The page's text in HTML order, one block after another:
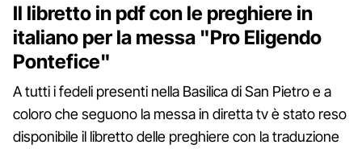
Il libretto in pdf con le preghiere in
italiano per la messa "Pro Eligendo
Pontefice"
A tutti i fedeli presenti nella Basilica di San Pietro e a
coloro che seguono la messa in diretta tv è stato reso
disponibile il libretto delle preghiere con la traduzione